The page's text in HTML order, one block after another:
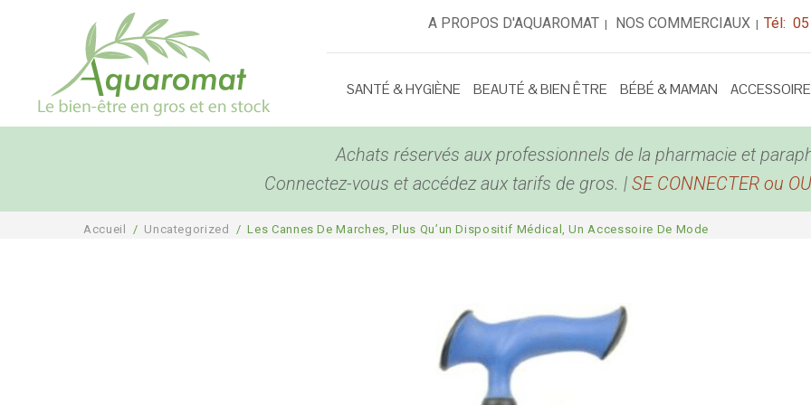
A PROPOS D'AQUAROMAT | NOS COMMERCIAUX | Tél:
SANTÉ & HYGIÈNE BEAUTÉ & BIEN ÊTRE BÉBÉ & MAMAN
Achats réservés aux professionnels de la pharmacie et
Connectez-vous et accédez aux tarifs de gros. | SE CONNECTER ou
Accueil / Uncategorized / Les Cannes De Marches, Plus Qu’un Dispositif Médical, Un Accessoire De Mode